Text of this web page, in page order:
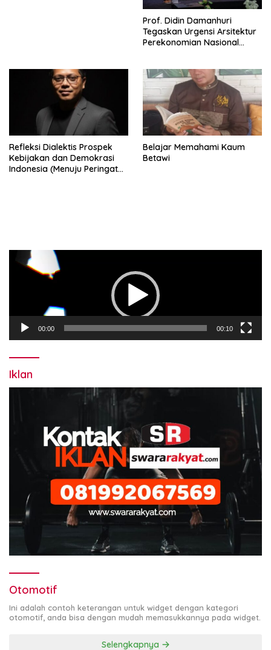
Prof. Didin Damanhuri
Tegaskan Urgensi Arsitektur
Perekonomian Nasional
Nasional
Refleksi Dialektis Prospek
Kebijakan dan Demokrasi
Indonesia (Menuju Peringatan
Belajar Memahami Kaum
Betawi
Pemutar
Video
00:00 00:10
Iklan
Otomotif
Ini adalah contoh keterangan untuk widget dengan kategori
otomotif, anda bisa dengan mudah memasukkannya pada widget.
Selengkapnya